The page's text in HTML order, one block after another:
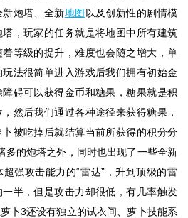
炮塔、全新地图 以及创新性的剧情模
，玩家的任务就是将地图中所有建筑
等级的提升，难度也会随之增大，单
法很简单进入游戏后我们拥有初始金
碍可以获得金币和糖果，糖果就是积
然后我们通过各种途径来获得糖果，
被吃掉后就结算当前所获得的积分分
多的炮塔之外，同时也出现了一些全新
强攻击能力的“雷达”，升到顶级的雷
半，但是攻击力却很低，有几率触发
卜3还设有独立的试衣间、萝卜技能系